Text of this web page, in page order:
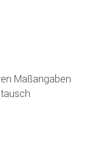
Maßangaben